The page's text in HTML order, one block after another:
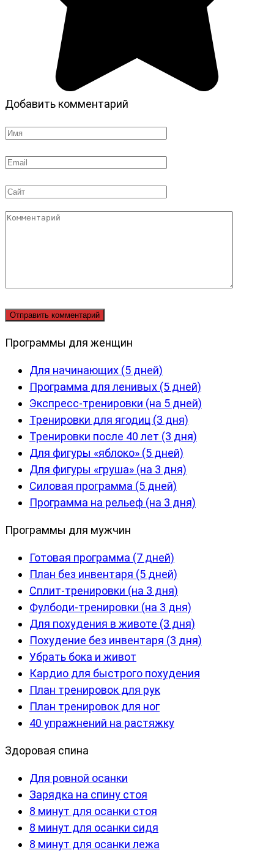
Добавить комментарий
Имя
Email
Сайт
Комментарий
Программы для женщин
Для начинающих (5 дней)
Программа для ленивых (5 дней)
Экспресс-тренировки (на 5 дней)
Тренировки для ягодиц (3 дня)
Тренировки после 40 лет (3 дня)
Для фигуры «яблоко» (5 дней)
Для фигуры «груша» (на 3 дня)
Силовая программа (5 дней)
Программа на рельеф (на 3 дня)
Программы для мужчин
Готовая программа (7 дней)
План без инвентаря (5 дней)
Сплит-тренировки (на 3 дня)
Фулбоди-тренировки (на 3 дня)
Для похудения в животе (3 дня)
Похудение без инвентаря (3 дня)
Убрать бока и живот
Кардио для быстрого похудения
План тренировок для рук
План тренировок для ног
40 упражнений на растяжку
Здоровая спина
Для ровной осанки
Зарядка на спину стоя
8 минут для осанки стоя
8 минут для осанки сидя
8 минут для осанки лежа